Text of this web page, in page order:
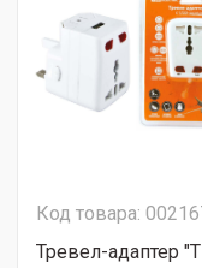
Код товара:
Тревел-адаптер